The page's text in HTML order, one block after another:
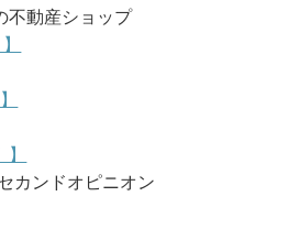
不動産ショップ
カンドオピニオン